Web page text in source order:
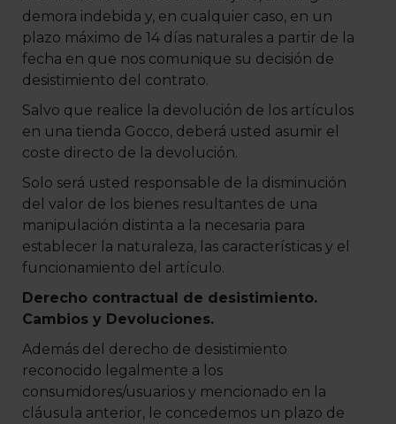
demora indebida y, en cualquier caso, en un
plazo máximo de 14 días naturales a partir de la
fecha en que nos comunique su decisión de
desistimiento del contrato.
Salvo que realice la devolución de los artículos
en una tienda Gocco, deberá usted asumir el
coste directo de la devolución.
Solo será usted responsable de la disminución
del valor de los bienes resultantes de una
manipulación distinta a la necesaria para
establecer la naturaleza, las características y el
funcionamiento del artículo.
Derecho contractual de desistimiento.
Cambios y Devoluciones.
Además del derecho de desistimiento
reconocido legalmente a los
consumidores/usuarios y mencionado en la
cláusula anterior, le concedemos un plazo de